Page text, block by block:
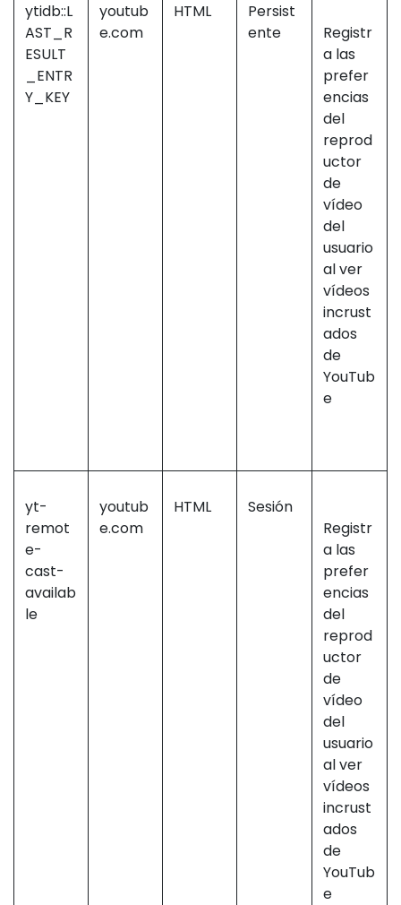
ytidb::L
AST_R
ESULT
_ENTR
Y_KEY
youtub
e.com
HTML
Persist
ente
Registr
a las
prefer
encias
del
reprod
uctor
de
vídeo
del
usuario
al ver
vídeos
incrust
ados
de
YouTub
e
yt-
remot
e-
cast-
availab
le
youtub
e.com
HTML
Sesión
Registr
a las
prefer
encias
del
reprod
uctor
de
vídeo
del
usuario
al ver
vídeos
incrust
ados
de
YouTub
e